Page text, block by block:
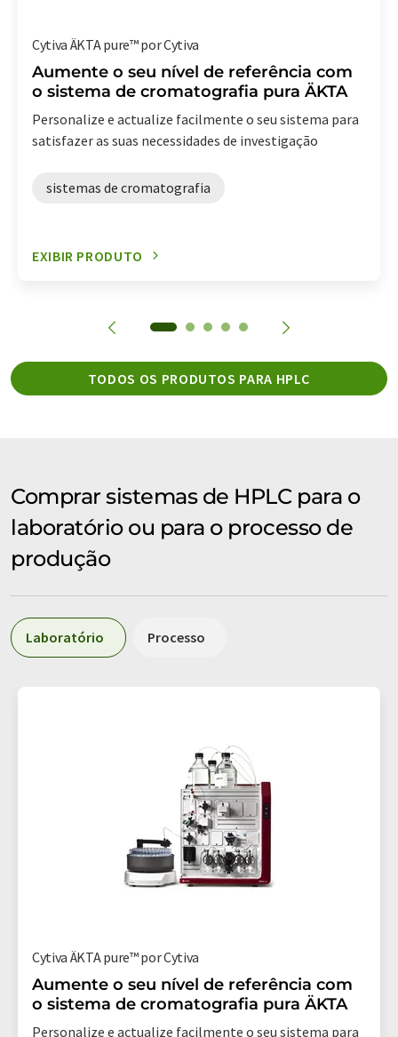
Cytiva ÄKTA pure™ por Cytiva
Aumente o seu nível de referência com
o sistema de cromatografia pura ÄKTA
Personalize e actualize facilmente o seu sistema para
satisfazer as suas necessidades de investigação
sistemas de cromatografia
EXIBIR PRODUTO
TODOS OS PRODUTOS PARA HPLC
Comprar sistemas de HPLC para o
laboratório ou para o processo de
produção
Laboratório Processo
Cytiva ÄKTA pure™ por Cytiva
Aumente o seu nível de referência com
o sistema de cromatografia pura ÄKTA
Personalize e actualize facilmente o seu sistema para